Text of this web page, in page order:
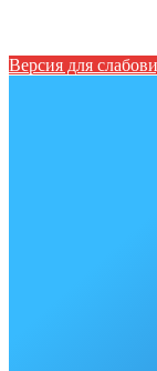
Версия для